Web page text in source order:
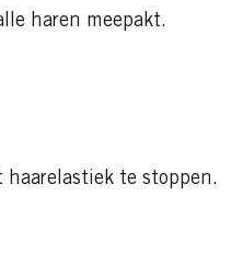
haren meepakt.
te stoppen.